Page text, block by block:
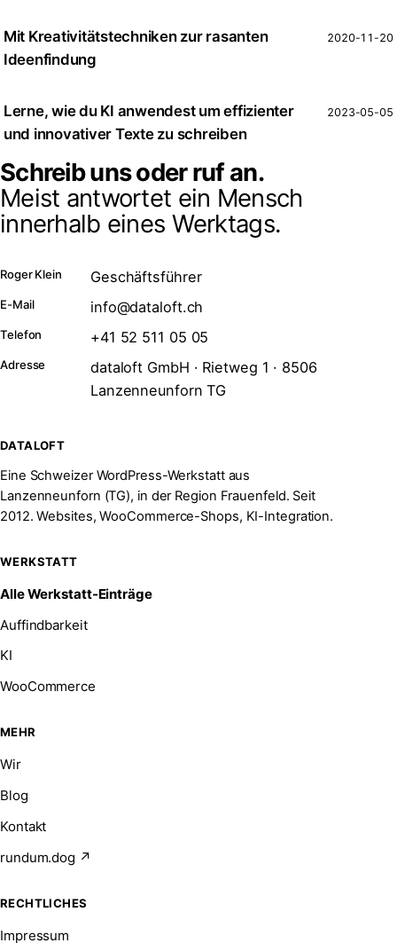
Mit Kreativitätstechniken zur rasanten
Ideenfindung
2020-11-20
Lerne, wie du KI anwendest um effizienter
und innovativer Texte zu schreiben
2023-05-05
Schreib uns oder ruf an.
Meist antwortet ein Mensch
innerhalb eines Werktags.
Roger Klein Geschäftsführer
E-Mail info@dataloft.ch
Telefon +41 52 511 05 05
Adresse
dataloft GmbH · Rietweg 1 · 8506
Lanzenneunforn TG
DATALOFT
Eine Schweizer WordPress-Werkstatt aus
Lanzenneunforn (TG), in der Region Frauenfeld. Seit
2012. Websites, WooCommerce-Shops, KI-Integration.
WERKSTATT
Alle Werkstatt-Einträge
Auffindbarkeit
KI
WooCommerce
MEHR
Wir
Blog
Kontakt
rundum.dog ↗
RECHTLICHES
Impressum